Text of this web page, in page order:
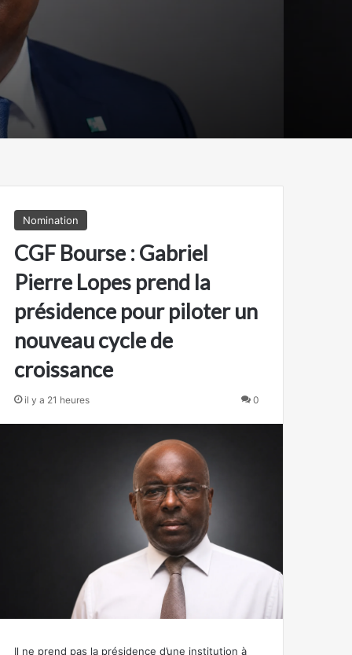
Nomination
CGF Bourse : Gabriel
Pierre Lopes prend la
présidence pour piloter un
nouveau cycle de
croissance
il y a 21 heures 0
Il ne prend pas la présidence d’une institution à